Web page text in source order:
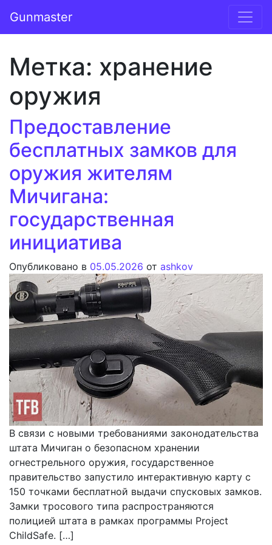
Основная навигация
Gunmaster
Метка: хранение
оружия
Предоставление
бесплатных замков для
оружия жителям
Мичигана:
государственная
инициатива
Опубликовано в 05.05.2026 от ashkov
В связи с новыми требованиями законодательства
штата Мичиган о безопасном хранении
огнестрельного оружия, государственное
правительство запустило интерактивную карту с
150 точками бесплатной выдачи спусковых замков.
Замки тросового типа распространяются
полицией штата в рамках программы Project
ChildSafe. […]